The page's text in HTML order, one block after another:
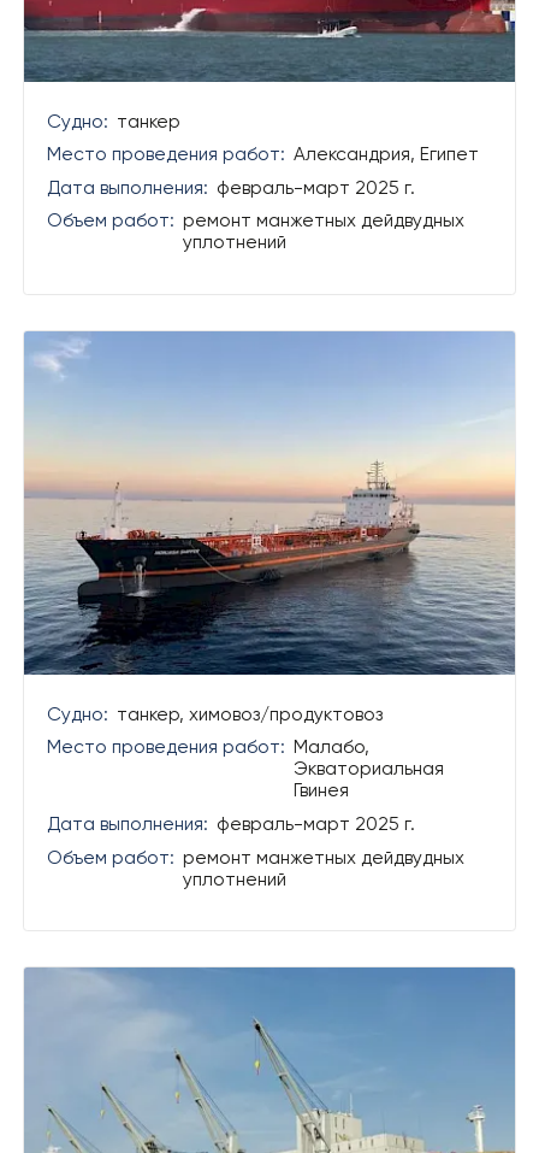
Судно: танкер
Место проведения работ: Александрия, Египет
Дата выполнения: февраль-март 2025 г.
Объем работ: ремонт манжетных дейдвудных
уплотнений
Судно: танкер, химовоз/продуктовоз
Место проведения работ: Малабо,
Экваториальная
Гвинея
Дата выполнения: февраль-март 2025 г.
Объем работ: ремонт манжетных дейдвудных
уплотнений